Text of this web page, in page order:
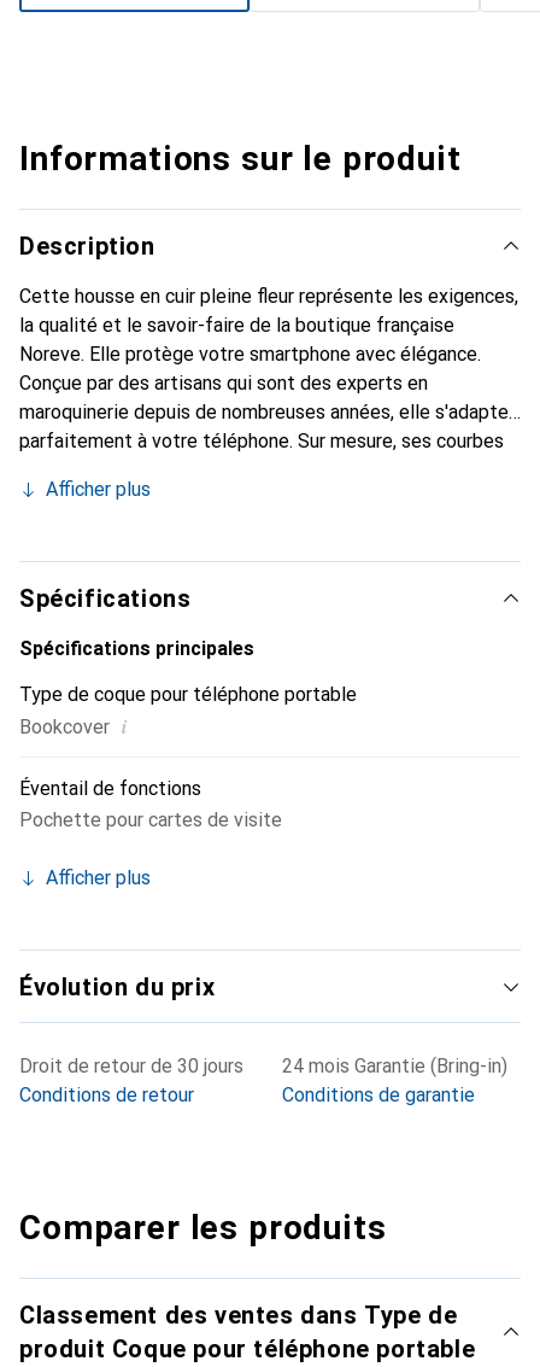
Informations sur le produit
Description
Cette housse en cuir pleine fleur représente les exigences,
la qualité et le savoir-faire de la boutique française
Noreve. Elle protège votre smartphone avec élégance.
Conçue par des artisans qui sont des experts en
maroquinerie depuis de nombreuses années, elle s'adapte
parfaitement à votre téléphone. Sur mesure, ses courbes
devient l'accessoire chic et indispensable de votre
produits de haute qualité, la marque Noreve est un choix
sûr pour une clientèle exigeante.
Afficher plus
Spécifications
Spécifications principales
Type de coque pour téléphone portable
Bookcover i
Éventail de fonctions
Pochette pour cartes de visite
Afficher plus
Évolution du prix
Droit de retour de 30 jours
Conditions de retour
24 mois Garantie (Bring-in)
Conditions de garantie
Comparer les produits
Classement des ventes dans Type de
produit Coque pour téléphone portable